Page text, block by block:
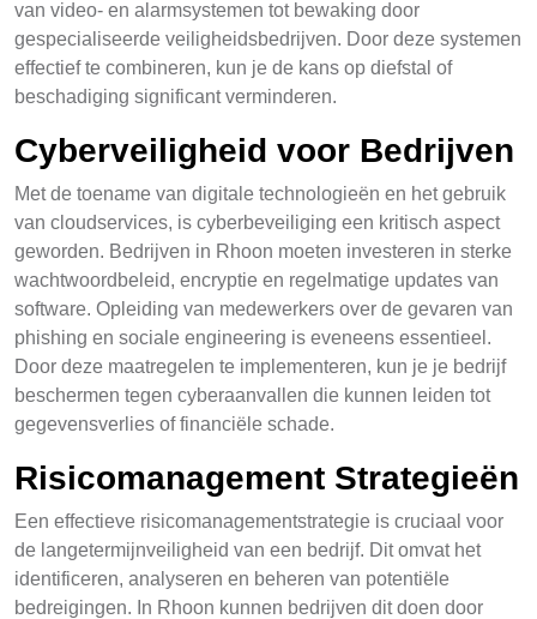
van video- en alarmsystemen tot bewaking door
gespecialiseerde veiligheidsbedrijven. Door deze systemen
effectief te combineren, kun je de kans op diefstal of
beschadiging significant verminderen.
Cyberveiligheid voor Bedrijven
Met de toename van digitale technologieën en het gebruik
van cloudservices, is cyberbeveiliging een kritisch aspect
geworden. Bedrijven in Rhoon moeten investeren in sterke
wachtwoordbeleid, encryptie en regelmatige updates van
software. Opleiding van medewerkers over de gevaren van
phishing en sociale engineering is eveneens essentieel.
Door deze maatregelen te implementeren, kun je je bedrijf
beschermen tegen cyberaanvallen die kunnen leiden tot
gegevensverlies of financiële schade.
Risicomanagement Strategieën
Een effectieve risicomanagementstrategie is cruciaal voor
de langetermijnveiligheid van een bedrijf. Dit omvat het
identificeren, analyseren en beheren van potentiële
bedreigingen. In Rhoon kunnen bedrijven dit doen door